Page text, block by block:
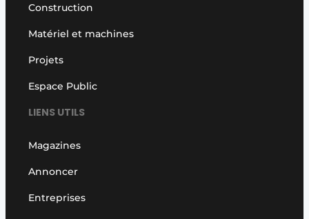
Construction
Matériel et machines
Projets
Espace Public
LIENS UTILS
Magazines
Annoncer
Entreprises